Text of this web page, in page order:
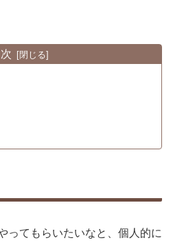
ってもらいたいなと、個人的に